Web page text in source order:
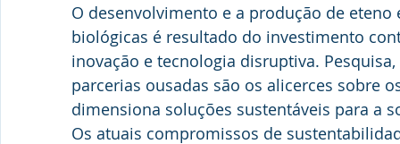
O desenvolvimento e a produção de
biológicas é resultado do investimento
inovação e tecnologia disruptiva.
parcerias ousadas são os alicerces sobre
dimensiona soluções sustentáveis para a
Os atuais compromissos de